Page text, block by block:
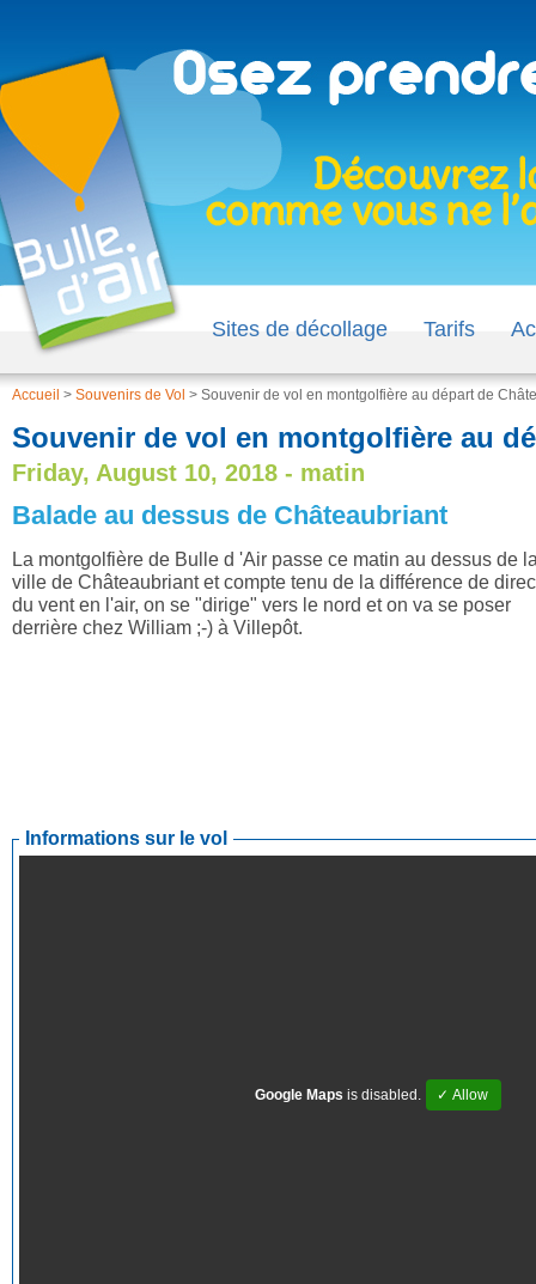
Sites de décollage Tarifs
Accueil > Souvenirs de Vol > Souvenir de vol en montgolfière au départ de
Souvenir de vol en montgolfière au
Friday, August 10, 2018 - matin
Balade au dessus de Châteaubriant
La montgolfière de Bulle d 'Air passe ce matin au dessus de
ville de Châteaubriant et compte tenu de la différence de
du vent en l'air, on se "dirige" vers le nord et on va se poser
derrière chez William ;-) à Villepôt.
Informations sur le vol
Google Maps is disabled. ✓ Allow